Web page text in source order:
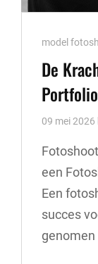
Cat
Links
model
De
09 mei 2026
een
Een
succes
genomen